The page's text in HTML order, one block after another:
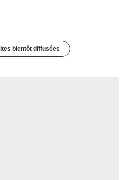
bientôt diffusées